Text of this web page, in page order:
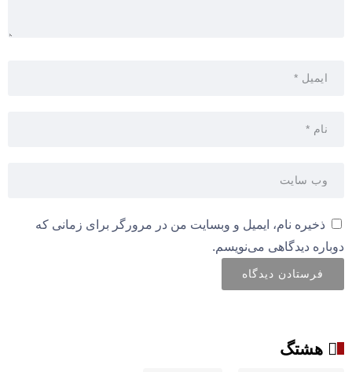
ذخیره نام، ایمیل و وبسایت من در مرورگر برای زمانی که
دوباره دیدگاهی می‌نویسم.
هشتگ